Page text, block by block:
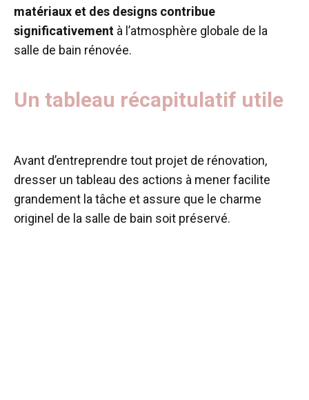
matériaux et des designs contribue
significativement à l’atmosphère globale de la
salle de bain rénovée.
Un tableau récapitulatif utile
Avant d’entreprendre tout projet de rénovation,
dresser un tableau des actions à mener facilite
grandement la tâche et assure que le charme
originel de la salle de bain soit préservé.